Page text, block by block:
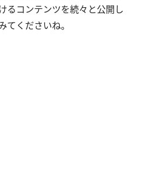
るコンテンツを続々と公開し
てくださいね。